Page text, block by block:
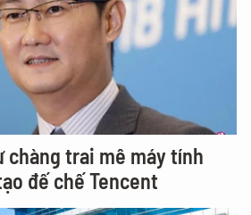
chàng trai mê máy tính
đế chế Tencent